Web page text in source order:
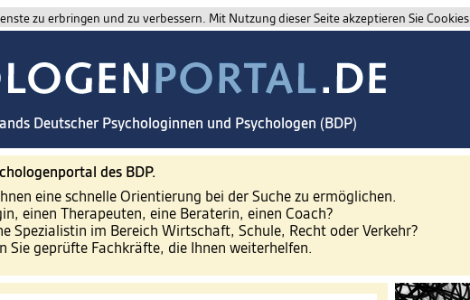
zu erbringen und zu verbessern. Mit Nutzung dieser Seite akzeptieren Sie Cookies.
Deutscher Psychologinnen und Psychologen (BDP)
des BDP.
eine schnelle Orientierung bei der Suche zu ermöglichen.
einen Therapeuten, eine Beraterin, einen Coach?
Spezialistin im Bereich Wirtschaft, Schule, Recht oder Verkehr?
Sie geprüfte Fachkräfte, die Ihnen weiterhelfen.